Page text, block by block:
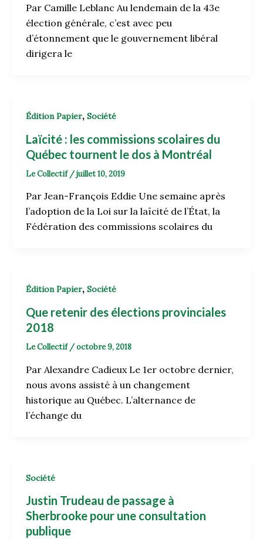
Par Camille Leblanc Au lendemain de la 43e
élection générale, c’est avec peu
d’étonnement que le gouvernement libéral
dirigera le
Édition Papier, Société
Laïcité : les commissions scolaires du
Québec tournent le dos à Montréal
Le Collectif /juillet 10, 2019
Par Jean-François Eddie Une semaine après
l’adoption de la Loi sur la laïcité de l’État, la
Fédération des commissions scolaires du
Édition Papier, Société
Que retenir des élections provinciales
2018
Le Collectif /octobre 9, 2018
Par Alexandre Cadieux Le 1er octobre dernier,
nous avons assisté à un changement
historique au Québec. L’alternance de
l’échange du
Société
Justin Trudeau de passage à
Sherbrooke pour une consultation
publique